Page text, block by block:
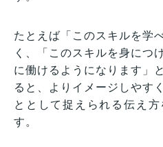
たとえば「このスキルを学
く、「このスキルを身につ
に働けるようになります」
ると、よりイメージしやす
ととして捉えられる伝え
す。